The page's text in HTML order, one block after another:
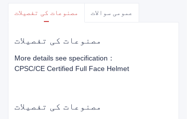
مصنوعات کی تفصیلات عمومی سوالات
مصنوعات کی تفصیلات
More details see specification：
CPSC/CE Certified Full Face Helmet
مصنوعات کی تفصیلات